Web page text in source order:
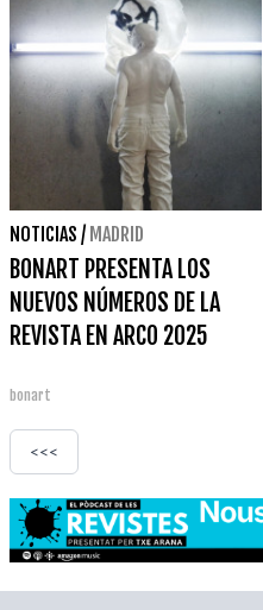
NOTICIAS / MADRID
BONART PRESENTA LOS
NUEVOS NÚMEROS DE LA
REVISTA EN ARCO 2025
bonart
<<<